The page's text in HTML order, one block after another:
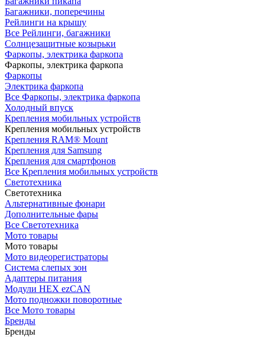
Багажники, поперечины
Рейлинги на крышу
Все Рейлинги, багажники
Солнцезащитные козырьки
Фаркопы, электрика фаркопа
Фаркопы, электрика фаркопа
Фаркопы
Электрика фаркопа
Все Фаркопы, электрика фаркопа
Холодный впуск
Крепления мобильных устройств
Крепления мобильных устройств
Крепления RAM® Mount
Крепления для Samsung
Крепления для смартфонов
Все Крепления мобильных устройств
Светотехника
Светотехника
Альтернативные фонари
Дополнительные фары
Все Светотехника
Мото товары
Мото товары
Мото видеорегистраторы
Система слепых зон
Адаптеры питания
Модули HEX ezCAN
Мото подножки поворотные
Все Мото товары
Бренды
Бренды